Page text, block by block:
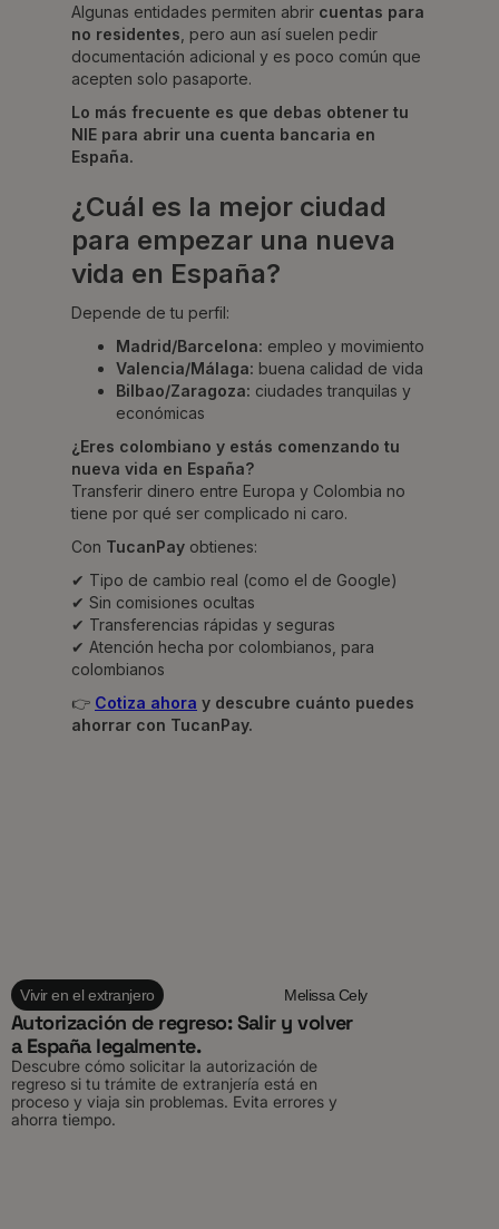
Algunas entidades permiten abrir cuentas para
no residentes , pero aun así suelen pedir
documentación adicional y es poco común que
acepten solo pasaporte.
Lo más frecuente es que debas obtener tu
NIE para abrir una cuenta bancaria en
España.
¿Cuál es la mejor ciudad
para empezar una nueva
vida en España?
Depende de tu perfil:
Madrid/Barcelona: empleo y movimiento
Valencia/Málaga: buena calidad de vida
Bilbao/Zaragoza: ciudades tranquilas y
económicas
¿Eres colombiano y estás comenzando tu
nueva vida en España?
Transferir dinero entre Europa y Colombia no
tiene por qué ser complicado ni caro.
Con TucanPay obtienes:
✔ Tipo de cambio real (como el de Google)
✔ Sin comisiones ocultas
✔ Transferencias rápidas y seguras
✔ Atención hecha por colombianos, para
colombianos
👉 Cotiza ahora y descubre cuánto puedes
ahorrar con TucanPay.
Vivir en el extranjero Melissa Cely
Autorización de regreso: Salir y volver
a España legalmente.
Descubre cómo solicitar la autorización de
regreso si tu trámite de extranjería está en
proceso y viaja sin problemas. Evita errores y
ahorra tiempo.